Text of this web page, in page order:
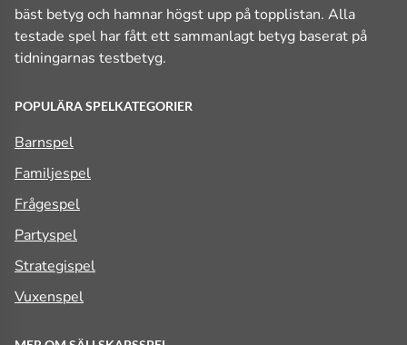
bäst betyg och hamnar högst upp på topplistan. Alla
testade spel har fått ett sammanlagt betyg baserat på
tidningarnas testbetyg.
POPULÄRA SPELKATEGORIER
Barnspel
Familjespel
Frågespel
Partyspel
Strategispel
Vuxenspel